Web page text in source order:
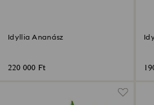
Idyllia Ananász
220 000 Ft